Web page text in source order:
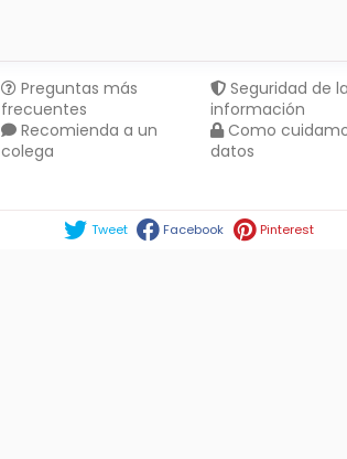
Preguntas más
frecuentes
Recomienda a un
colega
Seguridad de la
información
Como
datos
Tweet Facebook Pinterest